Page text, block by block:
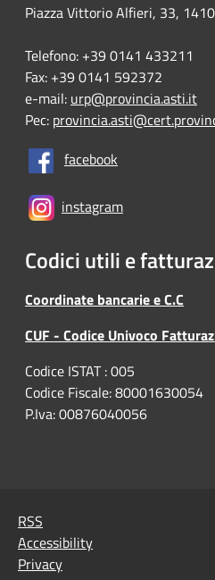
Piazza Vittorio Alfieri, 33,
Telefono: +39 0141 433211
Fax: +39 0141 592372
e-mail: urp@provincia.asti.it
Pec:
facebook
instagram
Codici utili e
Coordinate bancarie e C.C
CUF - Codice Univoco
Codice ISTAT : 005
Codice Fiscale: 80001630054
P.Iva: 00876040056
RSS
Accessibility
Privacy